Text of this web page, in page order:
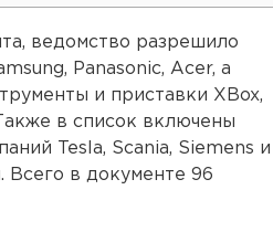
ведомство разрешило
Panasonic, Acer, а
и приставки XBox,
в список включены
Tesla, Scania, Siemens и
Всего в документе 96